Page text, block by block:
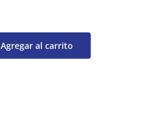
Agregar al carrito